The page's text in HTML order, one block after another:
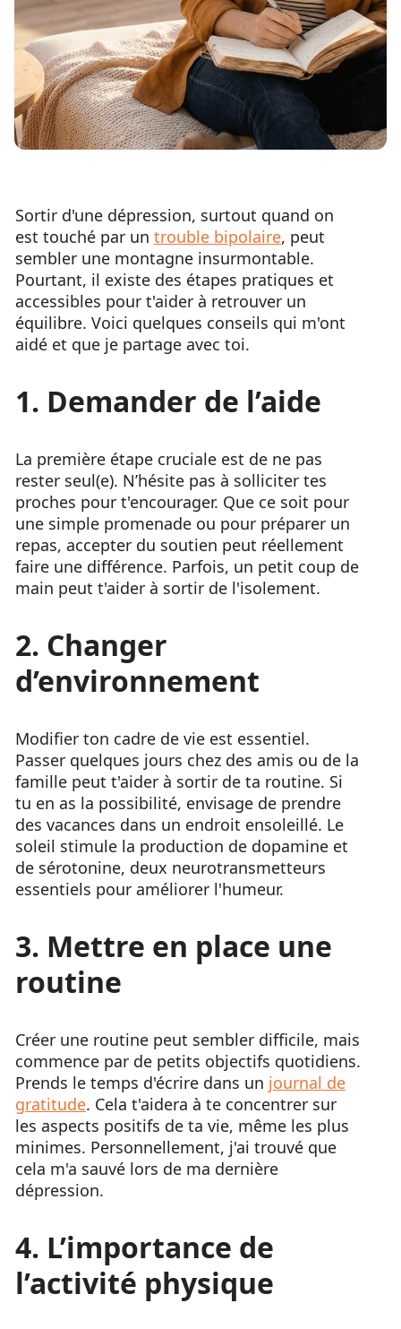
Sortir d'une dépression, surtout quand on
est touché par un trouble bipolaire, peut
sembler une montagne insurmontable.
Pourtant, il existe des étapes pratiques et
accessibles pour t'aider à retrouver un
équilibre. Voici quelques conseils qui m'ont
aidé et que je partage avec toi.
1. Demander de l’aide
La première étape cruciale est de ne pas
rester seul(e). N’hésite pas à solliciter tes
proches pour t'encourager. Que ce soit pour
une simple promenade ou pour préparer un
repas, accepter du soutien peut réellement
faire une différence. Parfois, un petit coup de
main peut t'aider à sortir de l'isolement.
2. Changer
d’environnement
Modifier ton cadre de vie est essentiel.
Passer quelques jours chez des amis ou de la
famille peut t'aider à sortir de ta routine. Si
tu en as la possibilité, envisage de prendre
des vacances dans un endroit ensoleillé. Le
soleil stimule la production de dopamine et
de sérotonine, deux neurotransmetteurs
essentiels pour améliorer l'humeur.
3. Mettre en place une
routine
Créer une routine peut sembler difficile, mais
commence par de petits objectifs quotidiens.
Prends le temps d'écrire dans un journal de
gratitude. Cela t'aidera à te concentrer sur
les aspects positifs de ta vie, même les plus
minimes. Personnellement, j'ai trouvé que
cela m'a sauvé lors de ma dernière
dépression.
4. L’importance de
l’activité physique